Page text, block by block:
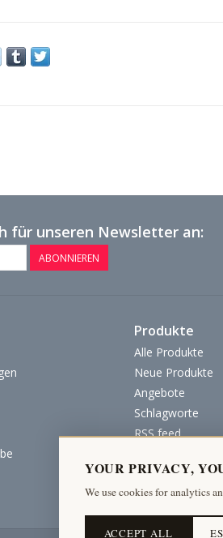
für unseren Newsletter an:
ABONNIEREN
Produkte
Alle Produkte
Neue Produkte
Angebote
Schlagworte
RSS feed
YOUR PRIVACY,
We use cookies for analytics
ACCEPT ALL